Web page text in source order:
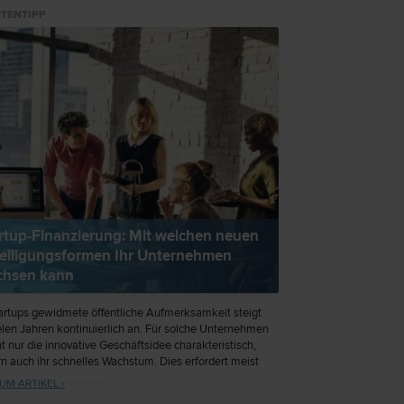
Finanzierung: Mit welchen neuen
Ihr Unternehmen
kann
gewidmete öffentliche Aufmerksamkeit steigt
Jahren kontinuierlich an. Für solche Unternehmen
nur die innovative Geschäftsidee charakteristisch,
auch ihr schnelles Wachstum. Dies erfordert meist
Support, wobei dem Unterstützer häufig im
ARTIKEL ›